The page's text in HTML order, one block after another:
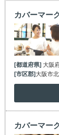
カバーマー
[都道府県]大阪
[市区郡]大阪市
カバーマー